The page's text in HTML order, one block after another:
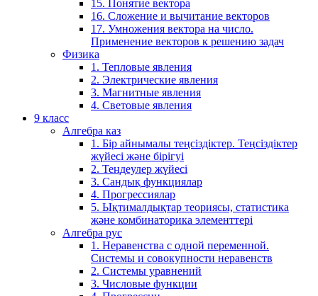
15. Понятие вектора
16. Сложение и вычитание векторов
17. Умножения вектора на число.
Применение векторов к решению задач
Физика
1. Тепловые явления
2. Электрические явления
3. Магнитные явления
4. Световые явления
9 класс
Алгебра каз
1. Бір айнымалы теңсіздіктер. Теңсіздіктер
жүйесі және бірігуі
2. Теңдеулер жүйесі
3. Сандық функциялар
4. Прогрессиялар
5. Ықтималдықтар теориясы, статистика
және комбинаторика элементтері
Алгебра рус
1. Неравенства с одной переменной.
Системы и совокупности неравенств
2. Системы уравнений
3. Числовые функции